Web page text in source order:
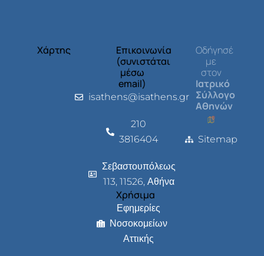
Χάρτης
Επικοινωνία
(συνιστάται
μέσω
email)
isathens@isathens.gr
210
3816404
Σεβαστουπόλεως
113, 11526, Αθήνα
Χρήσιμα
Εφημερίες
Νοσοκομείων
Αττικής
Οδήγησέ
με
στον
Ιατρικό
Σύλλογο
Αθηνών
Sitemap